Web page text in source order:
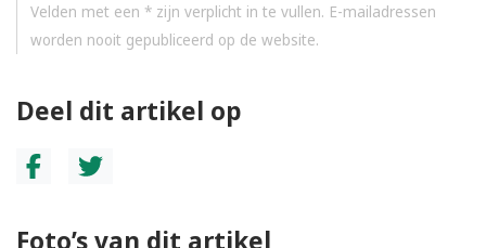
Velden met een * zijn verplicht in te vullen. E-mailadressen
worden nooit gepubliceerd op de website.
Deel dit artikel op